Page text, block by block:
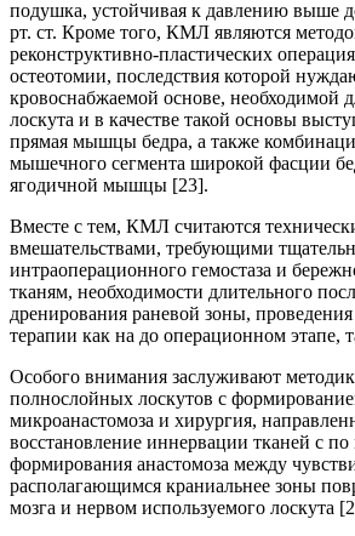
подушка, устойчивая к давлению выше
рт. ст. Кроме того, КМЛ являются
реконструктивно-пластических
остеотомии, последствия которой
кровоснабжаемой основе, необходимой
лоскута и в качестве такой основы
прямая мышцы бедра, а также
мышечного сегмента широкой фасции
ягодичной мышцы [23].
Вместе с тем, КМЛ считаются
вмешательствами, требующими
интраоперационного гемостаза и
тканям, необходимости длительного
дренирования раневой зоны,
терапии как на до операционном этапе,
Особого внимания заслуживают
полнослойных лоскутов с
микроанастомоза и хирургия,
восстановление иннервации тканей с
формирования анастомоза между
располагающимся краниальнее зоны
мозга и нервом используемого лоскута